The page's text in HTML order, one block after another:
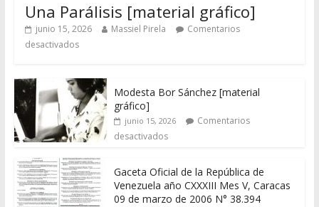
Una Parálisis [material gráfico]
junio 15, 2026 Massiel Pirela
Comentarios
desactivados
Modesta Bor Sánchez [material
gráfico]
junio 15, 2026
Comentarios
desactivados
Gaceta Oficial de la República de
Venezuela año CXXXIII Mes V, Caracas
09 de marzo de 2006 N° 38.394